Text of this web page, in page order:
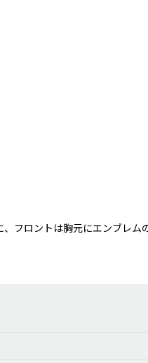
フロントは胸元にエンブレ